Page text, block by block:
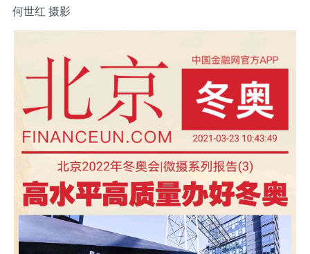
何世红 摄影